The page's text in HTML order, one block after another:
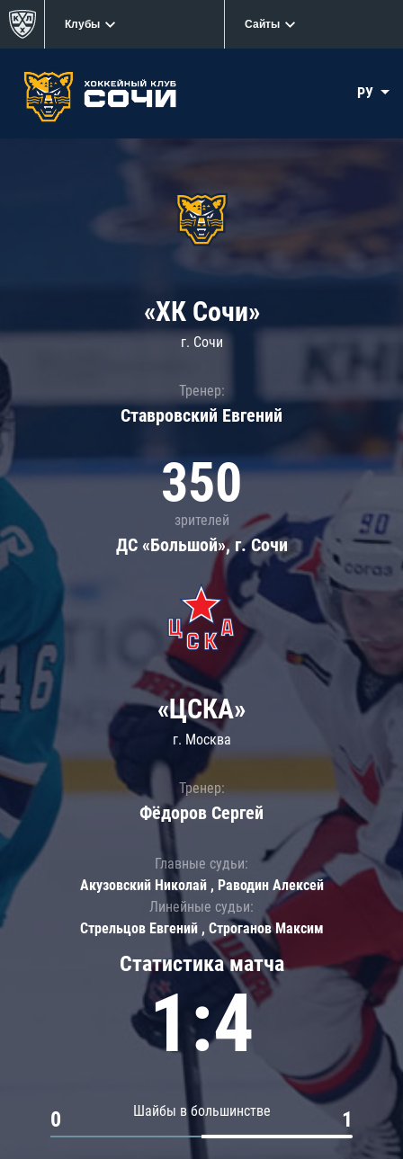
Клубы Сайты
РУ
«ХК Сочи»
г. Сочи
Тренер:
Ставровский Евгений
350
зрителей
ДС «Большой», г. Сочи
Статистика матча
1:4
Шайбы в большинстве
0 1
«ЦСКА»
г. Москва
Тренер:
Фёдоров Сергей
Главные судьи:
Акузовский Николай , Раводин Алексей
Линейные судьи:
Стрельцов Евгений , Строганов Максим